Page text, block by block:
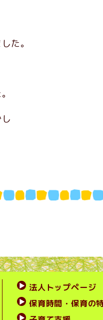
た。
法人トップページ
保育時間・保育の